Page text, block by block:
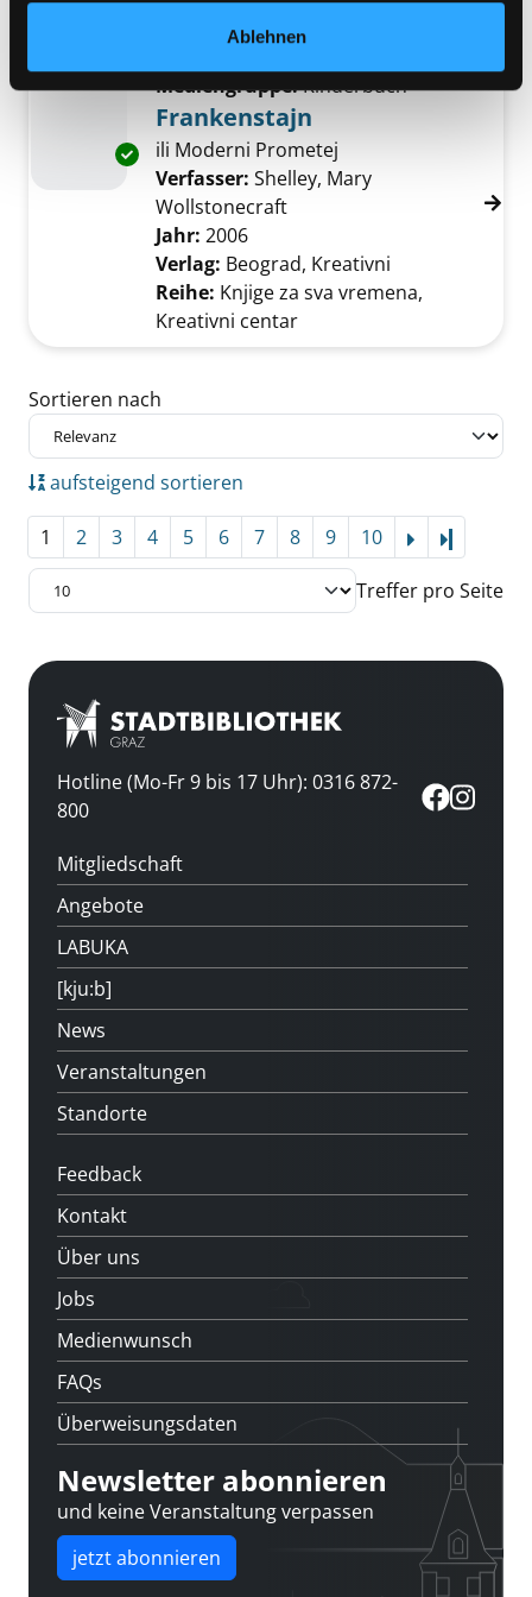
Ablehnen
Biblioteka Mali princ
Exemplar-Details von Frankenstajn anzeigen
Mediengruppe:Kinderbuch
Frankenstajn
ili Moderni Prometej
Verfasser: Shelley, Mary
Wollstonecraft Suche nach diesem
Jahr: 2006
Verlag: Beograd, Kreativni
Reihe: Knjige za sva vremena,
Kreativni centar
Zu den Suchfiltern springen
Sortieren nach
aufsteigend sortieren
1 2 3 4 5 6 7 8 9 10
Treffer pro Seite
Hotline (Mo-Fr 9 bis 17 Uhr): 0316 872-
800
Mitgliedschaft
Angebote
LABUKA
[kju:b]
News
Veranstaltungen
Standorte
Feedback
Kontakt
Über uns
Jobs
Medienwunsch
FAQs
Überweisungsdaten
Newsletter abonnieren
und keine Veranstaltung verpassen
jetzt abonnieren